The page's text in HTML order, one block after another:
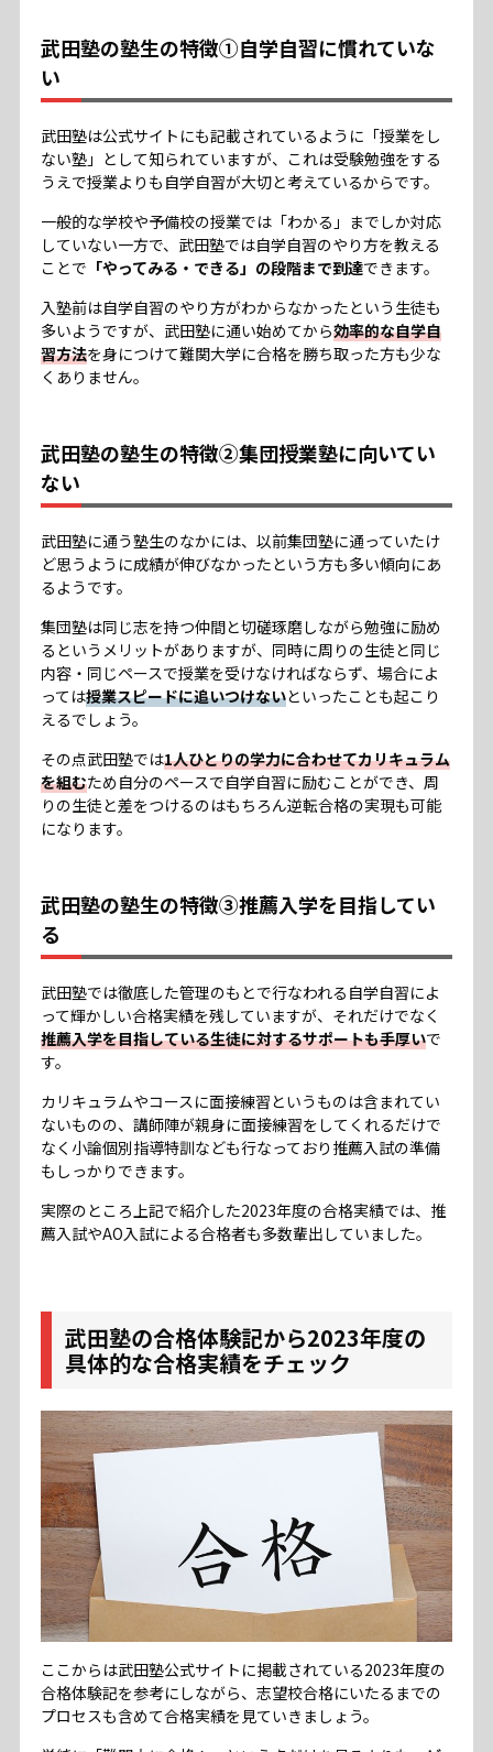
武田塾の塾生の特徴①自学自習に慣れていな
い
武田塾は公式サイトにも記載されているように「授業をし
ない塾」として知られていますが、これは受験勉強をする
うえで授業よりも自学自習が大切と考えているからです。
一般的な学校や予備校の授業では「わかる」までしか対応
していない一方で、武田塾では自学自習のやり方を教える
ことで 「やってみる・できる」の段階まで到達できます。
入塾前は自学自習のやり方がわからなかったという生徒も
多いようですが、武田塾に通い始めてから効率的な自学自
習方法を身につけて難関大学に合格を勝ち取った方も少な
くありません。
武田塾の塾生の特徴②集団授業塾に向いてい
ない
武田塾に通う塾生のなかには、以前集団塾に通っていたけ
ど思うように成績が伸びなかったという方も多い傾向にあ
るようです。
集団塾は同じ志を持つ仲間と切磋琢磨しながら勉強に励め
るというメリットがありますが、同時に周りの生徒と同じ
内容・同じペースで授業を受けなければならず、場合によ
っては授業スピードに追いつけないといったことも起こり
えるでしょう。
その点武田塾では1人ひとりの学力に合わせてカリキュラム
を組むため自分のペースで自学自習に励むことができ、周
りの生徒と差をつけるのはもちろん逆転合格の実現も可能
になります。
武田塾の塾生の特徴③推薦入学を目指してい
る
武田塾では徹底した管理のもとで行なわれる自学自習によ
って輝かしい合格実績を残していますが、それだけでなく
推薦入学を目指している生徒に対するサポートも手厚いで
す。
カリキュラムやコースに面接練習というものは含まれてい
ないものの、講師陣が親身に面接練習をしてくれるだけで
なく小論個別指導特訓なども行なっており推薦入試の準備
もしっかりできます。
実際のところ上記で紹介した2023年度の合格実績では、推
薦入試やAO入試による合格者も多数輩出していました。
武田塾の合格体験記から2023年度の
具体的な合格実績をチェック
ここからは武田塾公式サイトに掲載されている2023年度の
合格体験記を参考にしながら、志望校合格にいたるまでの
プロセスも含めて合格実績を見ていきましょう。